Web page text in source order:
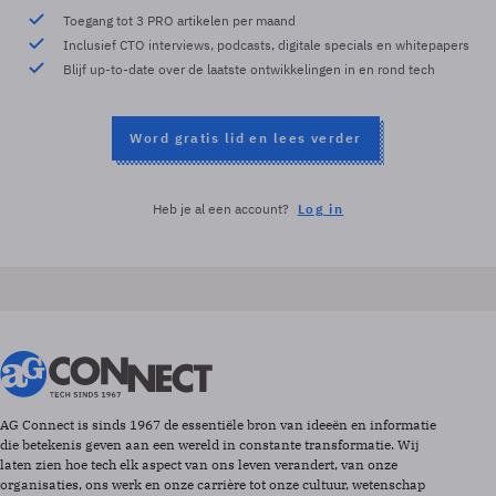
Toegang tot 3 PRO artikelen per maand
Inclusief CTO interviews, podcasts, digitale specials en whitepapers
Blijf up-to-date over de laatste ontwikkelingen in en rond tech
Word gratis lid en lees verder
Heb je al een account? Log in
AG Connect is sinds 1967 de essentiële bron van ideeën en informatie
die betekenis geven aan een wereld in constante transformatie. Wij
laten zien hoe tech elk aspect van ons leven verandert, van onze
organisaties, ons werk en onze carrière tot onze cultuur, wetenschap